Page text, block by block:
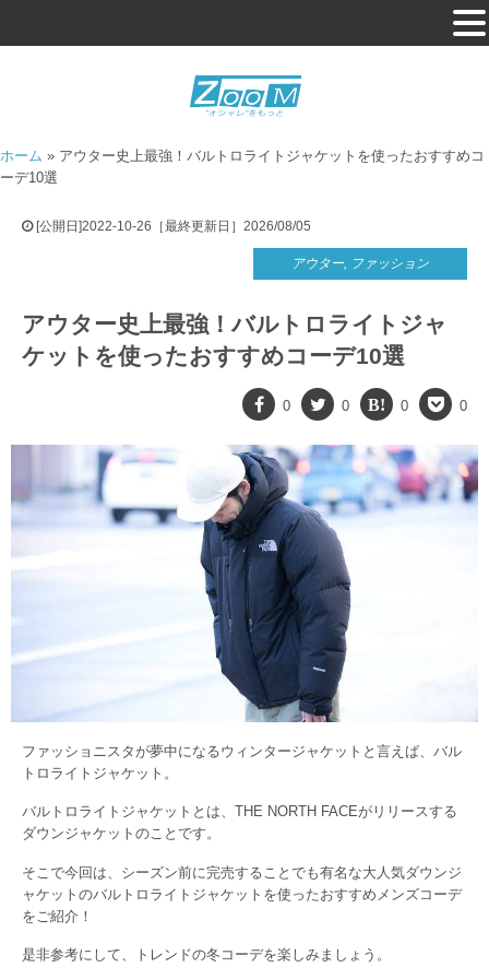
ホーム » アウター史上最強！バルトロライトジャケットを使ったおすすめコ
ーデ10選
[公開日]2022-10-26［最終更新日］2026/08/05
アウター, ファッション
アウター史上最強！バルトロライトジャ
ケットを使ったおすすめコーデ10選
0 0 0 0
ファッショニスタが夢中になるウィンタージャケットと言えば、バル
トロライトジャケット。
バルトロライトジャケットとは、THE NORTH FACEがリリースする
ダウンジャケットのことです。
そこで今回は、シーズン前に完売することでも有名な大人気ダウンジ
ャケットのバルトロライトジャケットを使ったおすすめメンズコーデ
をご紹介！
是非参考にして、トレンドの冬コーデを楽しみましょう。